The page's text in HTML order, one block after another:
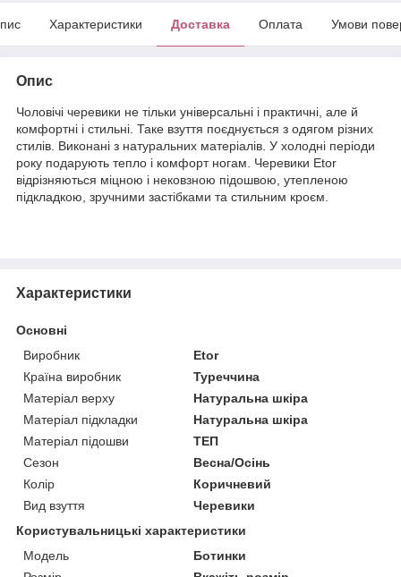
Характеристики Доставка Оплата Умови
Опис
Чоловічі черевики не тільки універсальні і практичні, але й
комфортні і стильні. Таке взуття поєднується з одягом різних
стилів. Виконані з натуральних матеріалів. У холодні періоди
року подарують тепло і комфорт ногам. Черевики Etor
відрізняються міцною і нековзною підошвою, утепленою
підкладкою, зручними застібками та стильним кроєм.
Характеристики
Основні
Виробник
Etor
Країна виробник
Туреччина
Матеріал верху
Натуральна шкіра
Матеріал підкладки
Натуральна шкіра
Матеріал підошви
ТЕП
Сезон
Весна/Осінь
Колір
Коричневий
Вид взуття
Черевики
Користувальницькі характеристики
Мoдель
Ботинки